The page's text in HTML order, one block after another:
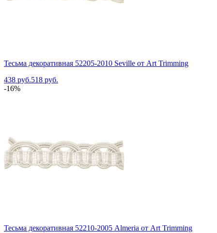
Тесьма декоративная 52205-2010 Seville от Art Trimming
438 руб.518 руб.
-16%
Тесьма декоративная 52210-2005 Almeria от Art Trimming